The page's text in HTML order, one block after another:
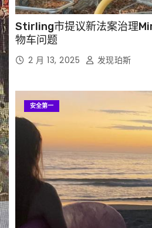
Stirling市提议新法案治理
物车问题
2 月 13, 2025 发现珀斯
安全第一